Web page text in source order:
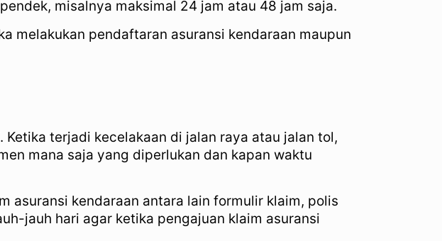
misalnya maksimal 24 jam atau 48 jam saja.
melakukan pendaftaran asuransi kendaraan maupun
terjadi kecelakaan di jalan raya atau jalan tol,
mana saja yang diperlukan dan kapan waktu
asuransi kendaraan antara lain formulir klaim, polis
jauh hari agar ketika pengajuan klaim asuransi